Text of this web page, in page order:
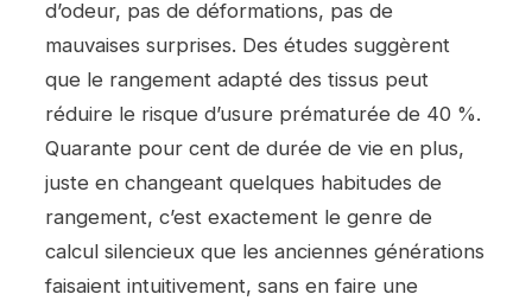
d’odeur, pas de déformations, pas de
mauvaises surprises. Des études suggèrent
que le rangement adapté des tissus peut
réduire le risque d’usure prématurée de 40 %.
Quarante pour cent de durée de vie en plus,
juste en changeant quelques habitudes de
rangement, c’est exactement le genre de
calcul silencieux que les anciennes générations
faisaient intuitivement, sans en faire une